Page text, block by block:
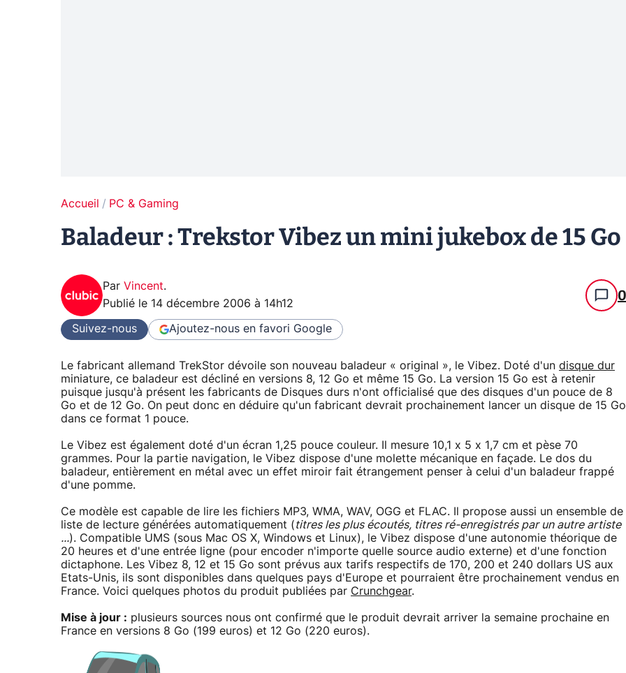
Accueil PC & Gaming
Baladeur : Trekstor Vibez un mini jukebox de 15 Go
Par Vincent.
Publié le 14 décembre 2006 à 14h12 0
Suivez-nous Ajoutez-nous en favori Google
Le fabricant allemand TrekStor dévoile son nouveau baladeur « original », le Vibez. Doté d'un disque dur
miniature, ce baladeur est décliné en versions 8, 12 Go et même 15 Go. La version 15 Go est à retenir
puisque jusqu'à présent les fabricants de Disques durs n'ont officialisé que des disques d'un pouce de 8
Go et de 12 Go. On peut donc en déduire qu'un fabricant devrait prochainement lancer un disque de 15 Go
dans ce format 1 pouce.
Le Vibez est également doté d'un écran 1,25 pouce couleur. Il mesure 10,1 x 5 x 1,7 cm et pèse 70
grammes. Pour la partie navigation, le Vibez dispose d'une molette mécanique en façade. Le dos du
baladeur, entièrement en métal avec un effet miroir fait étrangement penser à celui d'un baladeur frappé
d'une pomme.
Ce modèle est capable de lire les fichiers MP3, WMA, WAV, OGG et FLAC. Il propose aussi un ensemble de
liste de lecture générées automatiquement (titres les plus écoutés, titres ré-enregistrés par un autre artiste
...). Compatible UMS (sous Mac OS X, Windows et Linux), le Vibez dispose d'une autonomie théorique de
20 heures et d'une entrée ligne (pour encoder n'importe quelle source audio externe) et d'une fonction
dictaphone. Les Vibez 8, 12 et 15 Go sont prévus aux tarifs respectifs de 170, 200 et 240 dollars US aux
Etats-Unis, ils sont disponibles dans quelques pays d'Europe et pourraient être prochainement vendus en
France. Voici quelques photos du produit publiées par Crunchgear.
Mise à jour : plusieurs sources nous ont confirmé que le produit devrait arriver la semaine prochaine en
France en versions 8 Go (199 euros) et 12 Go (220 euros).